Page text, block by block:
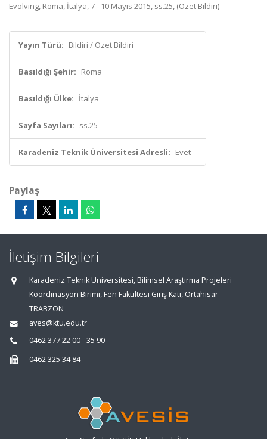
Evolving, Roma, İtalya, 7 - 10 Mayıs 2015, ss.25, (Özet Bildiri)
Yayın Türü: Bildiri / Özet Bildiri
Basıldığı Şehir: Roma
Basıldığı Ülke: İtalya
Sayfa Sayıları: ss.25
Karadeniz Teknik Üniversitesi Adresli: Evet
Paylaş
İletişim Bilgileri
Karadeniz Teknik Üniversitesi, Bilimsel Araştırma Projeleri
Koordinasyon Birimi, Fen Fakültesi Giriş Katı, Ortahisar
TRABZON
aves@ktu.edu.tr
0462 377 22 00 - 35 90
0462 325 34 84